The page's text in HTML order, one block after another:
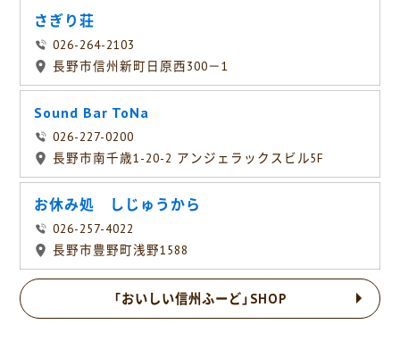
さぎり荘
026-264-2103
長野市信州新町日原西300－1
Sound Bar ToNa
026-227-0200
長野市南千歳1-20-2 アンジェラックスビル5F
お休み処 しじゅうから
026-257-4022
長野市豊野町浅野1588
「おいしい信州ふーど」SHOP